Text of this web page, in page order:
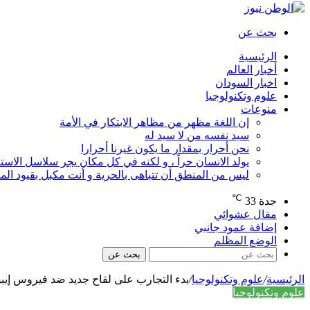
بحث عن
الرئيسية
أخبار العالم
اخبار السودان
علوم وتكنولوجيا
منوعات
إن اللغة مظهر من مظاهر الابتكار في الأمة
سيد نفسه من لا سيد له
نحن أحرار بمقدار ما يكون غيرنا أحرارا
يولد الانسان حراً ، و لكنه في كل مكان يجر سلاسل
ليس من المنطق أن تتباهى بالحرية و أنت مكبل بقيود
جدة 33
℃
مقال عشوائي
إضافة عمود جانبي
الوضع المظلم
بحث عن
الرئيسية/علوم وتكنولوجيا/بدء التجارب على لقاح جديد ضد فيروس
علوم وتكنولوجيا